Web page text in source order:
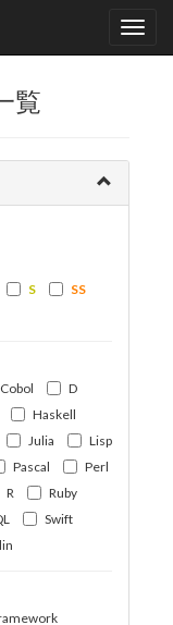
覧
S
SS
Cobol
D
Haskell
Julia
Lisp
Pascal
Perl
R
Ruby
Swift